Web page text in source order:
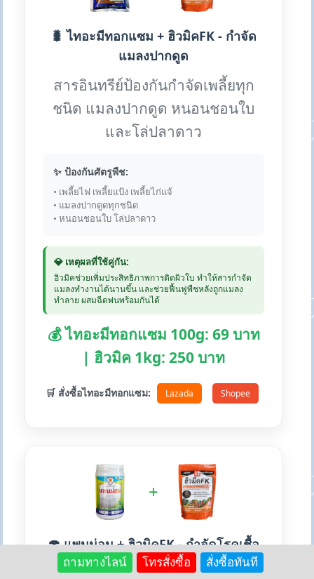
🐛 ไทอะมีทอกแซม + ฮิวมิคFK - กำจัด
แมลงปากดูด
สารอินทรีย์ป้องกันกำจัดเพลี้ยทุก
ชนิด แมลงปากดูด หนอนชอนใบ
และโล่ปลาดาว
✨ ป้องกันศัตรูพืช:
• เพลี้ยไฟ เพลี้ยแป้ง เพลี้ยไก่แจ้
• แมลงปากดูดทุกชนิด
• หนอนชอนใบ โล่ปลาดาว
💎 เหตุผลที่ใช้คู่กัน:
ฮิวมิคช่วยเพิ่มประสิทธิภาพการติดผิวใบ ทำให้สารกำจัด
แมลงทำงานได้นานขึ้น และช่วยฟื้นฟูพืชหลังถูกแมลง
ทำลาย ผสมฉีดพ่นพร้อมกันได้
💰 ไทอะมีทอกแซม 100g: 69 บาท
| ฮิวมิค 1kg: 250 บาท
🛒 สั่งซื้อไทอะมีทอกแซม: Lazada Shopee
+
🍄 แพนน่อน + ฮิวมิคFK - กำจัดโรคเชื้อ
รา
ถามทางไลน์ โทรสั่งซื้อ สั่งซื้อทันที